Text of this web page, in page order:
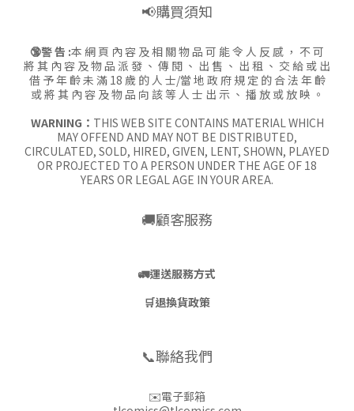
📢購買須知
🔞警 告 :本 網 頁 內 容 及 相 關 物 品 可 能 令 人 反 感 ， 不 可
將 其 內 容 及 物 品 派 發 、 傳 閱 、 出 售 、 出 租 、 交 給 或 出
借 予 年 齡 未 滿 18 歲 的 人 士/當 地 政 府 規 定 的 合 法 年 齡
或 將 其 內 容 及 物 品 向 該 等 人 士 出 示 、 播 放 或 放 映 。
WARNING： THIS WEB SITE CONTAINS MATERIAL WHICH
MAY OFFEND AND MAY NOT BE DISTRIBUTED,
CIRCULATED, SOLD, HIRED, GIVEN, LENT, SHOWN, PLAYED
OR PROJECTED TO A PERSON UNDER THE AGE OF 18
YEARS OR LEGAL AGE IN YOUR AREA.
🚚顧客服務
🚛運送服務方式
🛒退換貨政策
📞聯絡我們
✉️電子郵箱